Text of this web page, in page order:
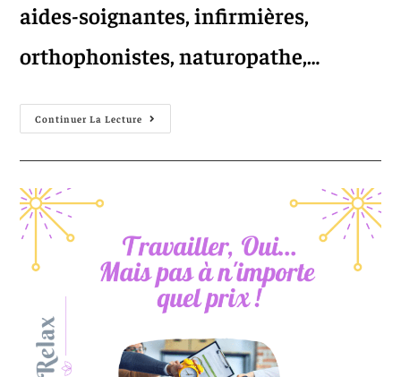
aides-soignantes, infirmières,
orthophonistes, naturopathe,…
Continuer La Lecture